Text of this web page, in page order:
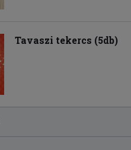
Tavaszi tekercs (5db)